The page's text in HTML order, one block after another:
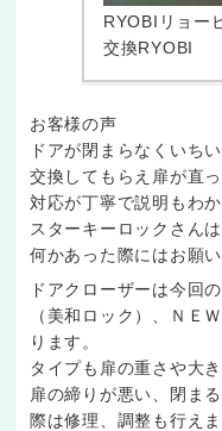
RYOBIリョー
交換RYOBI
お客様の声
ドアが閉まらなくいち
交換してもらえ扉が直
対応が丁寧で説明もわ
スターキーロックさん
何かあった際にはお願
ドアクローザーは今回
（美和ロック）、ＮＥ
ります。
タイプも扉の重さや大
扉の締りが悪い、閉ま
際は修理、調整も行えま